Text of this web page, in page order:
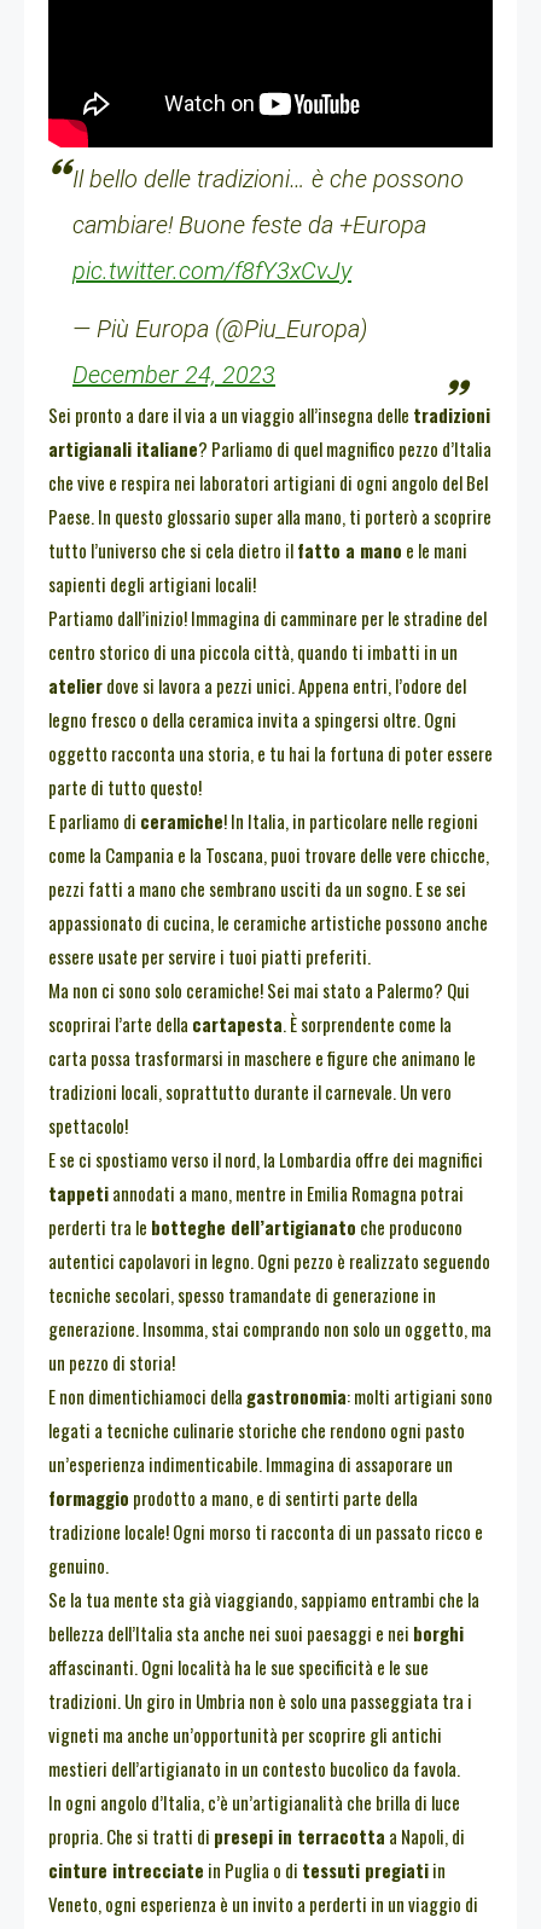
Il bello delle tradizioni… è che possono
cambiare! Buone feste da +Europa
pic.twitter.com/f8fY3xCvJy
— Più Europa (@Piu_Europa)
December 24, 2023
Sei pronto a dare il via a un viaggio all’insegna delle tradizioni
artigianali italiane? Parliamo di quel magnifico pezzo d’Italia
che vive e respira nei laboratori artigiani di ogni angolo del Bel
Paese. In questo glossario super alla mano, ti porterò a scoprire
tutto l’universo che si cela dietro ilfatto a mano e le mani
sapienti degli artigiani locali!
Partiamo dall’inizio! Immagina di camminare per le stradine del
centro storico di una piccola città, quando ti imbatti in un
atelierdove si lavora a pezzi unici. Appena entri, l’odore del
legno fresco o della ceramica invita a spingersi oltre. Ogni
oggetto racconta una storia, e tu hai la fortuna di poter essere
parte di tutto questo!
E parliamo di ceramiche! In Italia, in particolare nelle regioni
come la Campania e la Toscana, puoi trovare delle vere chicche,
pezzi fatti a mano che sembrano usciti da un sogno. E se sei
appassionato di cucina, le ceramiche artistiche possono anche
essere usate per servire i tuoi piatti preferiti.
Ma non ci sono solo ceramiche! Sei mai stato a Palermo? Qui
scoprirai l’arte della cartapesta. È sorprendente come la
carta possa trasformarsi in maschere e figure che animano le
tradizioni locali, soprattutto durante il carnevale. Un vero
spettacolo!
E se ci spostiamo verso il nord, la Lombardia offre dei magnifici
tappetiannodati a mano, mentre in Emilia Romagna potrai
perderti tra le botteghe dell’artigianato che producono
autentici capolavori in legno. Ogni pezzo è realizzato seguendo
tecniche secolari, spesso tramandate di generazione in
generazione. Insomma, stai comprando non solo un oggetto, ma
un pezzo di storia!
E non dimentichiamoci della gastronomia: molti artigiani sono
legati a tecniche culinarie storiche che rendono ogni pasto
un’esperienza indimenticabile. Immagina di assaporare un
formaggio prodotto a mano, e di sentirti parte della
tradizione locale! Ogni morso ti racconta di un passato ricco e
genuino.
Se la tua mente sta già viaggiando, sappiamo entrambi che la
bellezza dell’Italia sta anche nei suoi paesaggi e nei borghi
affascinanti. Ogni località ha le sue specificità e le sue
tradizioni. Un giro in Umbria non è solo una passeggiata tra i
vigneti ma anche un’opportunità per scoprire gli antichi
mestieri dell’artigianato in un contesto bucolico da favola.
In ogni angolo d’Italia, c’è un’artigianalità che brilla di luce
propria. Che si tratti di presepi in terracotta a Napoli, di
cinture intrecciate in Puglia o di tessuti pregiatiin
Veneto, ogni esperienza è un invito a perderti in un viaggio di